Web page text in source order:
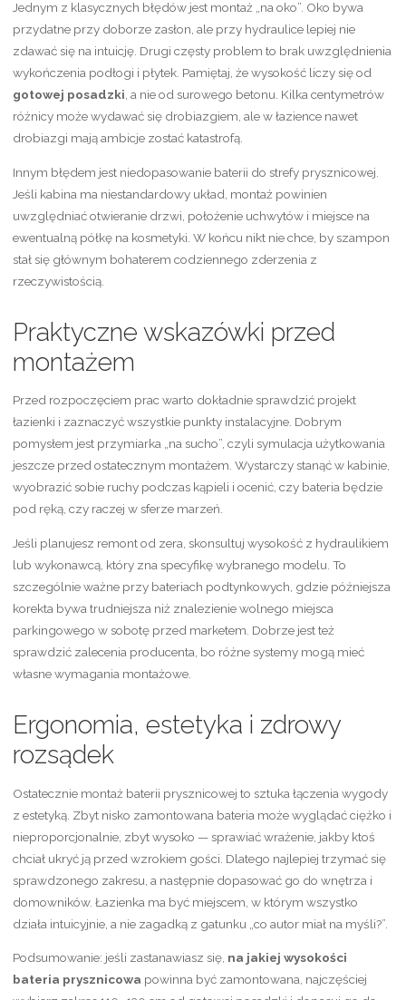
Jednym z klasycznych błędów jest montaż „na oko”. Oko bywa
przydatne przy doborze zasłon, ale przy hydraulice lepiej nie
zdawać się na intuicję. Drugi częsty problem to brak uwzględnienia
wykończenia podłogi i płytek. Pamiętaj, że wysokość liczy się od
gotowej posadzki, a nie od surowego betonu. Kilka centymetrów
różnicy może wydawać się drobiazgiem, ale w łazience nawet
drobiazgi mają ambicje zostać katastrofą.
Innym błędem jest niedopasowanie baterii do strefy prysznicowej.
Jeśli kabina ma niestandardowy układ, montaż powinien
uwzględniać otwieranie drzwi, położenie uchwytów i miejsce na
ewentualną półkę na kosmetyki. W końcu nikt nie chce, by szampon
stał się głównym bohaterem codziennego zderzenia z
rzeczywistością.
Praktyczne wskazówki przed
montażem
Przed rozpoczęciem prac warto dokładnie sprawdzić projekt
łazienki i zaznaczyć wszystkie punkty instalacyjne. Dobrym
pomysłem jest przymiarka „na sucho”, czyli symulacja użytkowania
jeszcze przed ostatecznym montażem. Wystarczy stanąć w kabinie,
wyobrazić sobie ruchy podczas kąpieli i ocenić, czy bateria będzie
pod ręką, czy raczej w sferze marzeń.
Jeśli planujesz remont od zera, skonsultuj wysokość z hydraulikiem
lub wykonawcą, który zna specyfikę wybranego modelu. To
szczególnie ważne przy bateriach podtynkowych, gdzie późniejsza
korekta bywa trudniejsza niż znalezienie wolnego miejsca
parkingowego w sobotę przed marketem. Dobrze jest też
sprawdzić zalecenia producenta, bo różne systemy mogą mieć
własne wymagania montażowe.
Ergonomia, estetyka i zdrowy
rozsądek
Ostatecznie montaż baterii prysznicowej to sztuka łączenia wygody
z estetyką. Zbyt nisko zamontowana bateria może wyglądać ciężko i
nieproporcjonalnie, zbyt wysoko — sprawiać wrażenie, jakby ktoś
chciał ukryć ją przed wzrokiem gości. Dlatego najlepiej trzymać się
sprawdzonego zakresu, a następnie dopasować go do wnętrza i
domowników. Łazienka ma być miejscem, w którym wszystko
działa intuicyjnie, a nie zagadką z gatunku „co autor miał na myśli?”.
Podsumowanie: jeśli zastanawiasz się, na jakiej wysokości
bateria prysznicowa powinna być zamontowana, najczęściej